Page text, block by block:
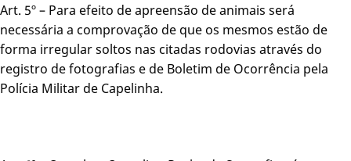
Art. 5º – Para efeito de apreensão de animais será
necessária a comprovação de que os mesmos estão de
forma irregular soltos nas citadas rodovias através do
registro de fotografias e de Boletim de Ocorrência pela
Polícia Militar de Capelinha.